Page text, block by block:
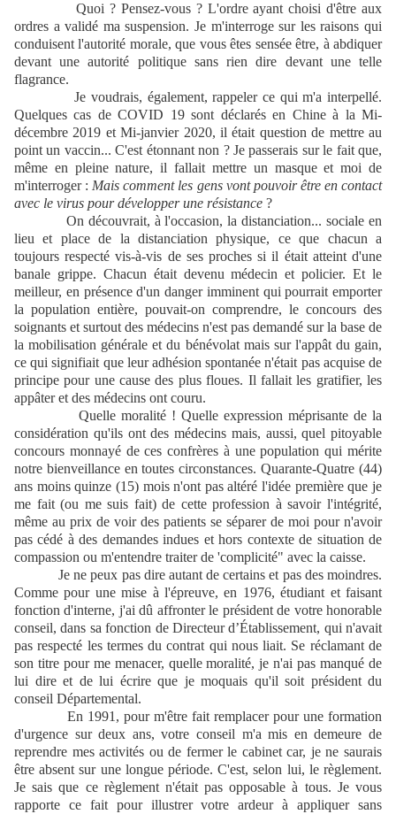
Quoi ? Pensez-vous ? L'ordre ayant choisi d'être aux
ordres a validé ma suspension. Je m'interroge sur les raisons qui
conduisent l'autorité morale, que vous êtes sensée être, à abdiquer
devant une autorité politique sans rien dire devant une telle
flagrance.
Je voudrais, également, rappeler ce qui m'a interpellé.
Quelques cas de COVID 19 sont déclarés en Chine à la Mi-
décembre 2019 et Mi-janvier 2020, il était question de mettre au
point un vaccin... C'est étonnant non ? Je passerais sur le fait que,
même en pleine nature, il fallait mettre un masque et moi de
m'interroger : Mais comment les gens vont pouvoir être en contact
avec le virus pour développer une résistance ?
On découvrait, à l'occasion, la distanciation... sociale en
lieu et place de la distanciation physique, ce que chacun a
toujours respecté vis-à-vis de ses proches si il était atteint d'une
banale grippe. Chacun était devenu médecin et policier. Et le
meilleur, en présence d'un danger imminent qui pourrait emporter
la population entière, pouvait-on comprendre, le concours des
soignants et surtout des médecins n'est pas demandé sur la base de
la mobilisation générale et du bénévolat mais sur l'appât du gain,
ce qui signifiait que leur adhésion spontanée n'était pas acquise de
principe pour une cause des plus floues. Il fallait les gratifier, les
appâter et des médecins ont couru.
Quelle moralité ! Quelle expression méprisante de la
considération qu'ils ont des médecins mais, aussi, quel pitoyable
concours monnayé de ces confrères à une population qui mérite
notre bienveillance en toutes circonstances. Quarante-Quatre (44)
ans moins quinze (15) mois n'ont pas altéré l'idée première que je
me fait (ou me suis fait) de cette profession à savoir l'intégrité,
même au prix de voir des patients se séparer de moi pour n'avoir
pas cédé à des demandes indues et hors contexte de situation de
compassion ou m'entendre traiter de 'complicité" avec la caisse.
Je ne peux pas dire autant de certains et pas des moindres.
Comme pour une mise à l'épreuve, en 1976, étudiant et faisant
fonction d'interne, j'ai dû affronter le président de votre honorable
conseil, dans sa fonction de Directeur d’Établissement, qui n'avait
pas respecté les termes du contrat qui nous liait. Se réclamant de
son titre pour me menacer, quelle moralité, je n'ai pas manqué de
lui dire et de lui écrire que je moquais qu'il soit président du
conseil Départemental.
En 1991, pour m'être fait remplacer pour une formation
d'urgence sur deux ans, votre conseil m'a mis en demeure de
reprendre mes activités ou de fermer le cabinet car, je ne saurais
être absent sur une longue période. C'est, selon lui, le règlement.
Je sais que ce règlement n'était pas opposable à tous. Je vous
rapporte ce fait pour illustrer votre ardeur à appliquer sans